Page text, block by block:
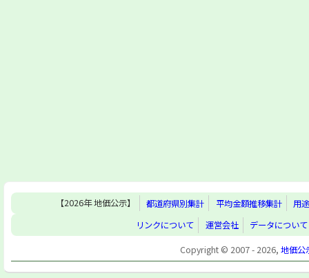
【2026年 地価公示】 都道府県別集計 平均金額推移集計
用
リンクについて
運営会社
データについて
Copyright © 2007 - 2026, 地価公